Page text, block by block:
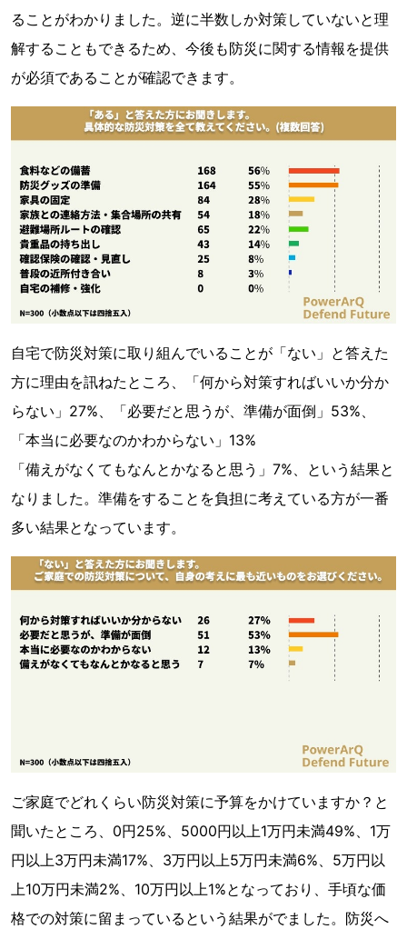
ることがわかりました。逆に半数しか対策していないと理
解することもできるため、今後も防災に関する情報を提供
が必須であることが確認できます。
自宅で防災対策に取り組んでいることが「ない」と答えた
方に理由を訊ねたところ、「何から対策すればいいか分か
らない」27%、「必要だと思うが、準備が面倒」53%、
「本当に必要なのかわからない」13%
「備えがなくてもなんとかなると思う」7%、という結果と
なりました。準備をすることを負担に考えている方が一番
多い結果となっています。
ご家庭でどれくらい防災対策に予算をかけていますか？と
聞いたところ、0円25%、5000円以上1万円未満49%、1万
円以上3万円未満17%、3万円以上5万円未満6%、5万円以
上10万円未満2%、10万円以上1%となっており、手頃な価
格での対策に留まっているという結果がでました。防災へ